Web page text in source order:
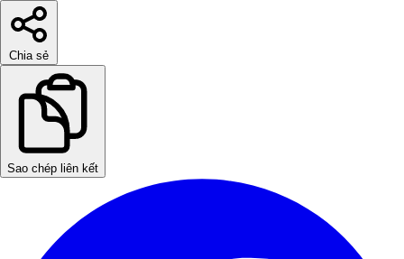
Chia sẻ
Sao chép liên kết